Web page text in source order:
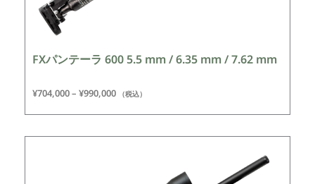
FXパンテーラ 600 5.5 mm / 6.35 mm / 7.62 mm
¥704,000– ¥990,000 （税込）